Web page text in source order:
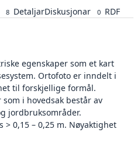
8 DetaljarDiskusjonar 0 RDF
egenskaper som et kart
Ortofoto er inndelt i
til forskjellige formål.
i hovedsak består av
jordbruksområder.
> 0,15 – 0,25 m. Nøyaktighet